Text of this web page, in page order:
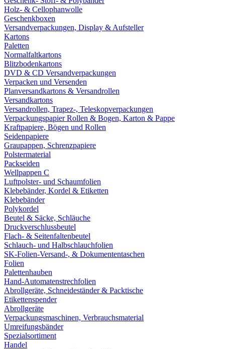
Holz- & Cellophanwolle
Geschenkboxen
Versandverpackungen, Display & Aufsteller
Kartons
Paletten
Normalfaltkartons
Blitzbodenkartons
DVD & CD Versandverpackungen
Verpacken und Versenden
Planversandkartons & Versandrollen
Versandkartons
Versandrollen, Trapez-, Teleskopverpackungen
Verpackungspapier Rollen & Bogen, Karton & Pappe
Kraftpapiere, Bögen und Rollen
Seidenpapiere
Graupappen, Schrenzpapiere
Polstermaterial
Packseiden
Wellpappen C
Luftpolster- und Schaumfolien
Klebebänder, Kordel & Etiketten
Klebebänder
Polykordel
Beutel & Säcke, Schläuche
Druckverschlussbeutel
Flach- & Seitenfaltenbeutel
Schlauch- und Halbschlauchfolien
SK-Folien-Versand-, & Dokumententaschen
Folien
Palettenhauben
Hand-Automatenstrechfolien
Abrollgeräte, Schneideständer & Packtische
Etikettenspender
Abrollgeräte
Verpackungsmaschinen, Verbrauchsmaterial
Umreifungsbänder
Spezialsortiment
Handel